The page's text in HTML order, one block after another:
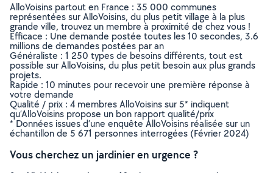
AlloVoisins partout en France : 35 000 communes
représentées sur AlloVoisins, du plus petit village à la plus
grande ville, trouvez un membre à proximité de chez vous !
Efficace : Une demande postée toutes les 10 secondes, 3.6
millions de demandes postées par an
Généraliste : 1 250 types de besoins différents, tout est
possible sur AlloVoisins, du plus petit besoin aux plus grands
projets.
Rapide : 10 minutes pour recevoir une première réponse à
votre demande
Qualité / prix : 4 membres AlloVoisins sur 5* indiquent
qu’AlloVoisins propose un bon rapport qualité/prix
* Données issues d’une enquête AlloVoisins réalisée sur un
échantillon de 5 671 personnes interrogées (Février 2024)
Vous cherchez un jardinier en urgence ?